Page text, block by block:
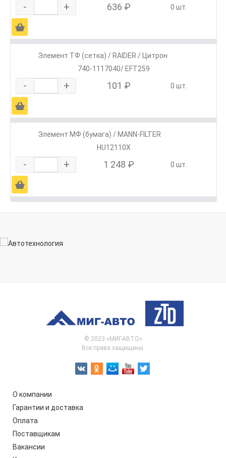
- + 636 ₽ 0 шт.
Ä
Элемент ТФ (сетка) / RAIDER / Цитрон
740-1117040/ EFT259
- + 101 ₽ 0 шт.
Ä
Элемент МФ (бумага) / MANN-FILTER
HU12110X
- + 1 248 ₽ 0 шт.
Ä
© 2023 «МИГ-АВТО»
Все права защищены.
О компании
Гарантии и доставка
Оплата
Поставщикам
Вакансии